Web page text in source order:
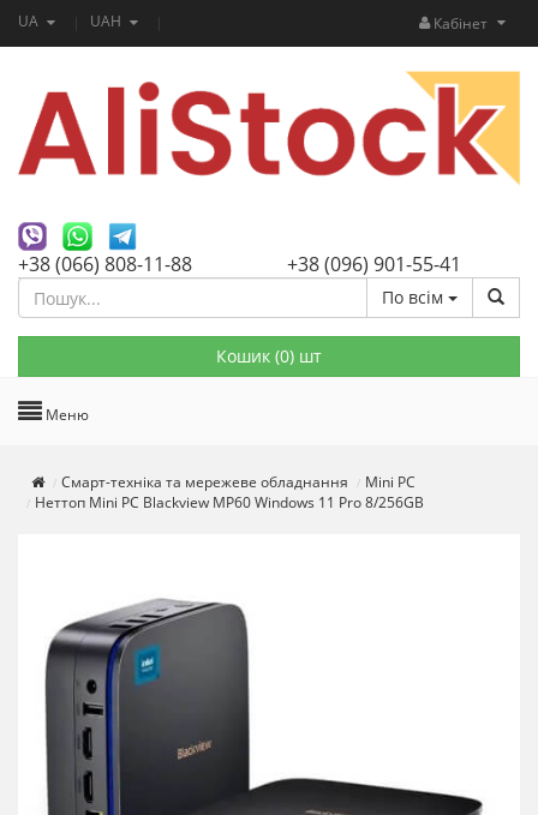
UA UAH Кабінет
+38 (066) 808-11-88 +38 (096) 901-55-41
По всім
Кошик (0) шт
Меню
Смарт-техніка та мережеве обладнання
Mini PC
Неттоп Mini PC Blackview MP60 Windows 11 Pro 8/256GB